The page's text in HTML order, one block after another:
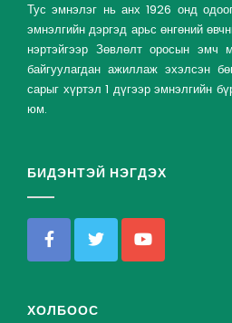
Тус эмнэлэг нь анх 1926 онд
эмнэлгийн дэргэд арьс өнгөний
нэртэйгээр Зөвлөлт оросын эмч
байгуулагдан ажиллаж эхэлсэн
сарыг хүртэл 1 дүгээр эмнэлгийн
юм.
БИДЭНТЭЙ НЭГДЭХ
ХОЛБООС